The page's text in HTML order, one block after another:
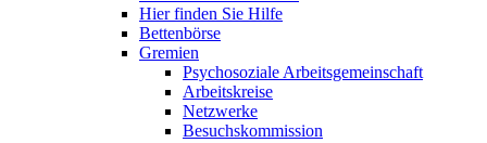
Hier finden Sie Hilfe
Bettenbörse
Gremien
Psychosoziale Arbeits­gemeinschaft
Arbeitskreise
Netzwerke
Besuchskommission